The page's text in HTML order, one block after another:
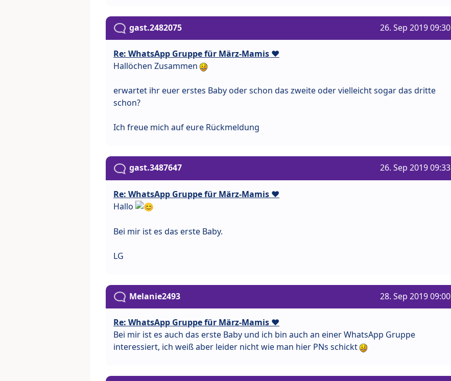
gast.2482075 26. Sep 2019 09:30
Re: WhatsApp Gruppe für März-Mamis ❤️
Hallöchen Zusammen
erwartet ihr euer erstes Baby oder schon das zweite oder vielleicht sogar das dritte
schon?
Ich freue mich auf eure Rückmeldung
gast.3487647 26. Sep 2019 09:33
Re: WhatsApp Gruppe für März-Mamis ❤️
Hallo
Bei mir ist es das erste Baby.
LG
Melanie2493 28. Sep 2019 09:00
Re: WhatsApp Gruppe für März-Mamis ❤️
Bei mir ist es auch das erste Baby und ich bin auch an einer WhatsApp Gruppe
interessiert, ich weiß aber leider nicht wie man hier PNs schickt